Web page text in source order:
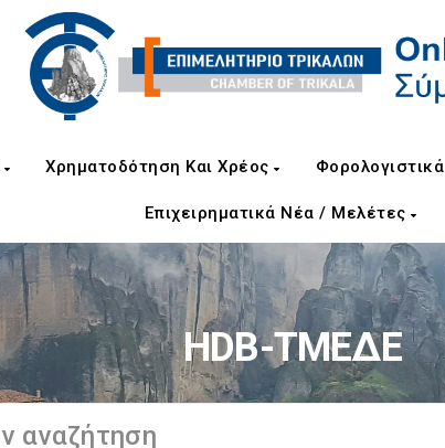
Χρηματοδότηση Και Χρέος Φορολογιστικά
Επιχειρηματικά Νέα / Μελέτες
HDB-ΤΜΕΔΕ